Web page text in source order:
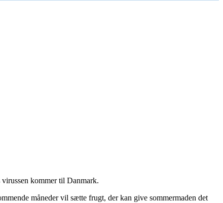
kommer til Danmark.
måneder vil sætte frugt, der kan give sommermaden det